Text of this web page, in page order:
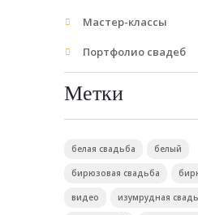
Мастер-классы
Портфолио свадеб
Метки
белая свадьба белый
бирюзовая свадьба
видео изумрудная